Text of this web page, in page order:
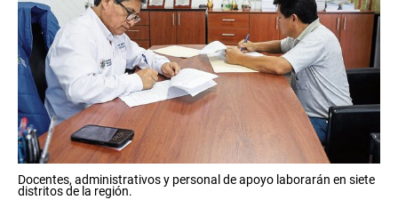
Docentes, administrativos y personal de apoyo laborarán en siete
distritos de la región.